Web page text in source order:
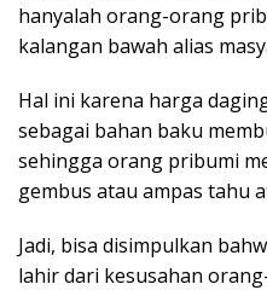
hanyalah orang-orang
kalangan bawah alias
Hal ini karena harga
sebagai bahan baku
sehingga orang pribumi
gembus atau ampas tahu
Jadi, bisa disimpulkan
lahir dari kesusahan